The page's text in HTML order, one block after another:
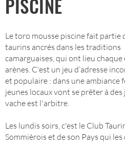
PISCINE
Le toro mousse piscine fait partie
taurins ancrés dans les traditions
camarguaises, qui ont lieu chaque
arènes. C'est un jeu d’adresse
et populaire : dans une ambiance
jeunes locaux vont se prêter à des
vache est l'arbitre.
Les lundis soirs, c'est le Club
Sommièrois et de son Pays qui les